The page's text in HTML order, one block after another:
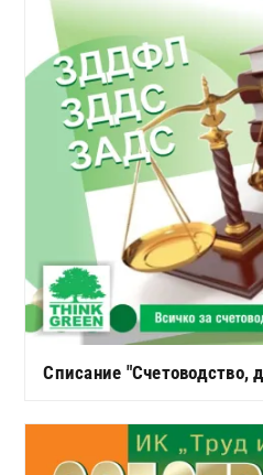
Списание "Счетоводство,